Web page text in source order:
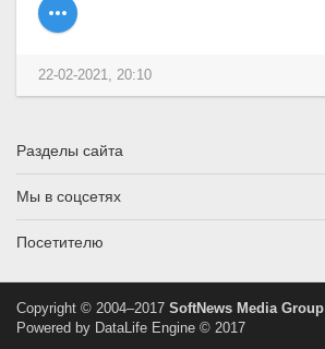
22-02-2021, 20:10
Разделы сайта
Мы в соцсетях
Посетителю
Copyright © 2004–2017 SoftNews Media Group
Powered by DataLife Engine © 2017